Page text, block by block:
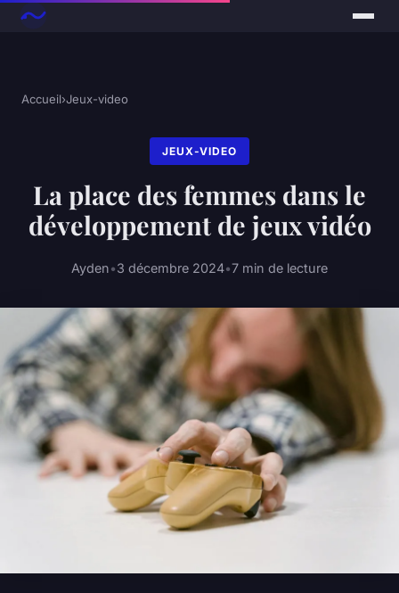
Accueil›Jeux-video
JEUX-VIDEO
La place des femmes dans le
développement de jeux vidéo
Ayden•3 décembre 2024•7 min de lecture